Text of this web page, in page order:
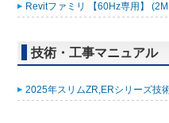
Revitファミリ 【60Hz専用】
技術・工事マニュアル
2025年スリムZR,ERシリーズ技